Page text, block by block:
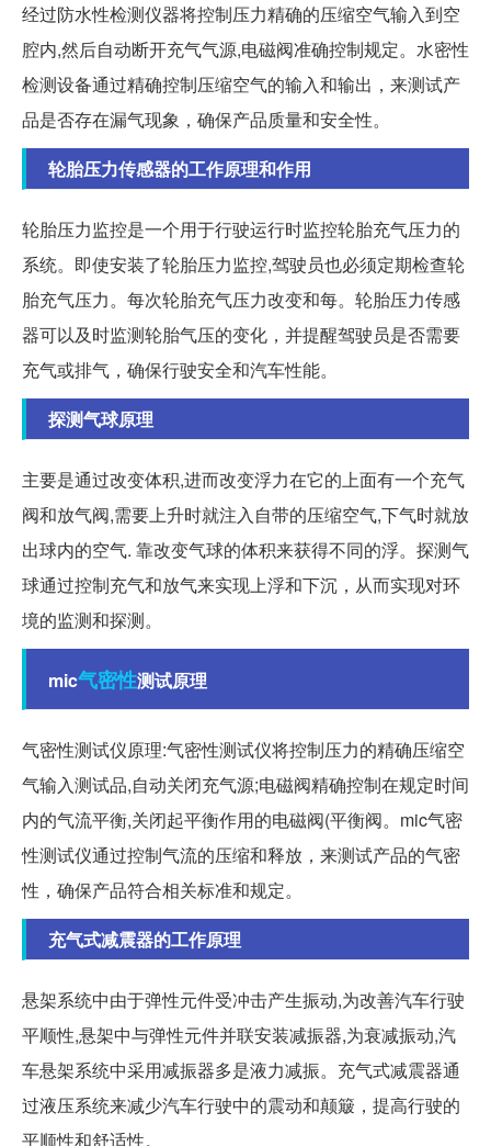
经过防水性检测仪器将控制压力精确的压缩空气输入到空
腔内,然后自动断开充气气源,电磁阀准确控制规定。水密性
检测设备通过精确控制压缩空气的输入和输出，来测试产
品是否存在漏气现象，确保产品质量和安全性。
轮胎压力传感器的工作原理和作用
轮胎压力监控是一个用于行驶运行时监控轮胎充气压力的
系统。即使安装了轮胎压力监控,驾驶员也必须定期检查轮
胎充气压力。每次轮胎充气压力改变和每。轮胎压力传感
器可以及时监测轮胎气压的变化，并提醒驾驶员是否需要
充气或排气，确保行驶安全和汽车性能。
探测气球原理
主要是通过改变体积,进而改变浮力在它的上面有一个充气
阀和放气阀,需要上升时就注入自带的压缩空气,下气时就放
出球内的空气. 靠改变气球的体积来获得不同的浮。探测气
球通过控制充气和放气来实现上浮和下沉，从而实现对环
境的监测和探测。
mic气密性测试原理
气密性测试仪原理:气密性测试仪将控制压力的精确压缩空
气输入测试品,自动关闭充气源;电磁阀精确控制在规定时间
内的气流平衡,关闭起平衡作用的电磁阀(平衡阀。mic气密
性测试仪通过控制气流的压缩和释放，来测试产品的气密
性，确保产品符合相关标准和规定。
充气式减震器的工作原理
悬架系统中由于弹性元件受冲击产生振动,为改善汽车行驶
平顺性,悬架中与弹性元件并联安装减振器,为衰减振动,汽
车悬架系统中采用减振器多是液力减振。充气式减震器通
过液压系统来减少汽车行驶中的震动和颠簸，提高行驶的
平顺性和舒适性。